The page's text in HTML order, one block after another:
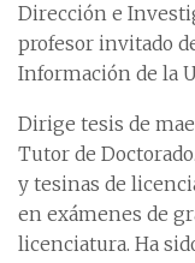
Dirección e
profesor invitado
Información de la
Dirige tesis de
Tutor de
y tesinas de
en exámenes de
licenciatura. Ha